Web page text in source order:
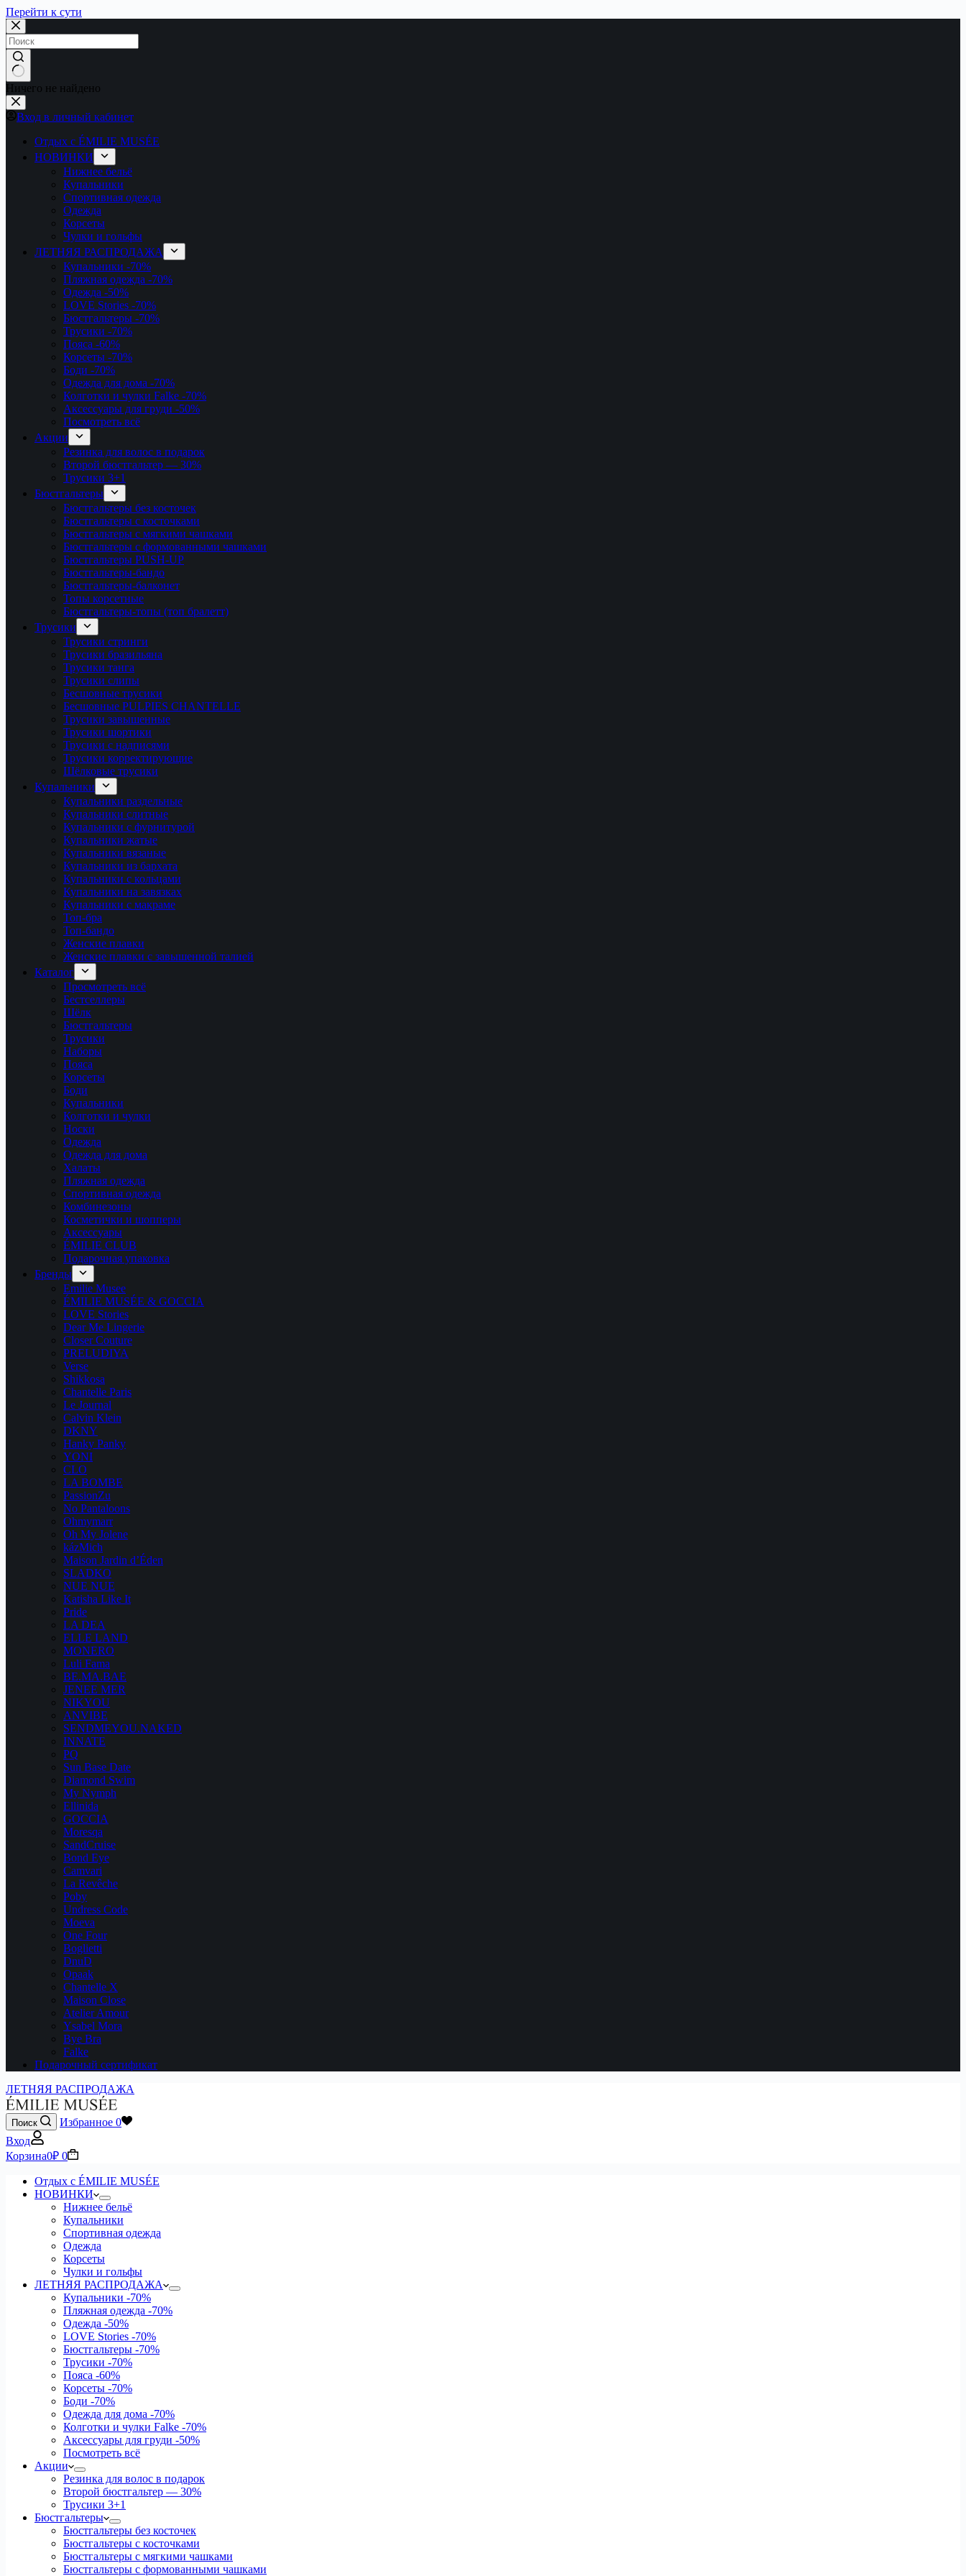
Перейти к сути
Ничего не найдено
Вход в личный кабинет
Отдых с ÉMILIE MUSÉE
НОВИНКИ
Нижнее бельё
Купальники
Спортивная одежда
Одежда
Корсеты
Чулки и гольфы
ЛЕТНЯЯ РАСПРОДАЖА
Купальники -70%
Пляжная одежда -70%
Одежда -50%
LOVE Stories -70%
Бюстгальтеры -70%
Трусики -70%
Пояса -60%
Корсеты -70%
Боди -70%
Одежда для дома -70%
Колготки и чулки Falke -70%
Аксессуары для груди -50%
Посмотреть всё
Акции
Резинка для волос в подарок
Второй бюстгальтер — 30%
Трусики 3+1
Бюстгальтеры
Бюстгальтеры без косточек
Бюстгальтеры с косточками
Бюстгальтеры с мягкими чашками
Бюстгальтеры с формованными чашками
Бюстгальтеры PUSH-UP
Бюстгальтеры-бандо
Бюстгальтеры-балконет
Топы корсетные
Бюстгальтеры-топы (топ бралетт)
Трусики
Трусики стринги
Трусики бразильяна
Трусики танга
Трусики слипы
Бесшовные трусики
Бесшовные PULPIES CHANTELLE
Трусики завышенные
Трусики шортики
Трусики с надписями
Трусики корректирующие
Шёлковые трусики
Купальники
Купальники раздельные
Купальники слитные
Купальники с фурнитурой
Купальники жатые
Купальники вязаные
Купальники из бархата
Купальники с кольцами
Купальники на завязках
Купальники с макраме
Топ-бра
Топ-бандо
Женские плавки
Женские плавки с завышенной талией
Каталог
Просмотреть всё
Бестселлеры
Шёлк
Бюстгальтеры
Трусики
Наборы
Пояса
Корсеты
Боди
Купальники
Колготки и чулки
Носки
Одежда
Одежда для дома
Халаты
Пляжная одежда
Спортивная одежда
Комбинезоны
Косметички и шопперы
Аксессуары
ÉMILIE CLUB
Подарочная упаковка
Бренды
Emilie Musee
ÉMILIE MUSÉE & GOCCIA
LOVE Stories
Dear Me Lingerie
Closer Couture
PRELUDIYA
Verse
Shikkosa
Chantelle Paris
Le Journal
Calvin Klein
DKNY
Hanky Panky
YONI
CLO
LA BOMBE
PassionZu
No Pantaloons
Ohmymarr
Oh My Jolene
kázMich
Maison Jardin d’Éden
SLADKO
NUE NUE
Katisha Like It
Pride
LA DEA
ELLE LAND
MONERO
Luli Fama
BE.MA.BAE
JENEE MER
NIKYOU
ANVIBE
SENDMEYOU.NAKED
INNATE
PQ
Sun Base Date
Diamond Swim
My Nymph
Ellinida
GOCCIA
Moresqa
SandCruise
Bond Eye
Camvari
La Revêche
Poby
Undress Code
Moeva
One Four
Boglietti
DnuD
Opaak
Chantelle X
Maison Close
Atelier Amour
Ysabel Mora
Bye Bra
Falke
Подарочный сертификат
ЛЕТНЯЯ РАСПРОДАЖА
Поиск Избранное 0
Вход
Корзина0₽ 0
Отдых с ÉMILIE MUSÉE
НОВИНКИ
Нижнее бельё
Купальники
Спортивная одежда
Одежда
Корсеты
Чулки и гольфы
ЛЕТНЯЯ РАСПРОДАЖА
Купальники -70%
Пляжная одежда -70%
Одежда -50%
LOVE Stories -70%
Бюстгальтеры -70%
Трусики -70%
Пояса -60%
Корсеты -70%
Боди -70%
Одежда для дома -70%
Колготки и чулки Falke -70%
Аксессуары для груди -50%
Посмотреть всё
Акции
Резинка для волос в подарок
Второй бюстгальтер — 30%
Трусики 3+1
Бюстгальтеры
Бюстгальтеры без косточек
Бюстгальтеры с косточками
Бюстгальтеры с мягкими чашками
Бюстгальтеры с формованными чашками